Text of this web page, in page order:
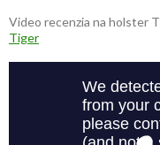
Video recenzia na holster T
Tiger